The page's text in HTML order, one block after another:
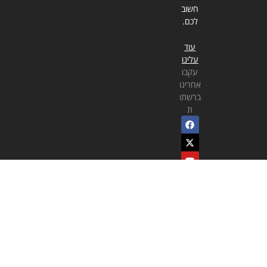
חשוב
לכם.
עוד
עלינו
עקבו
אחרינו
ברשתו
ת